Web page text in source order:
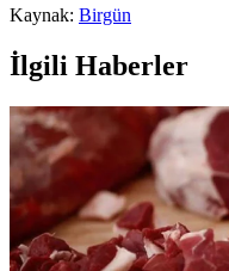
Kaynak: Birgün
İlgili Haberler